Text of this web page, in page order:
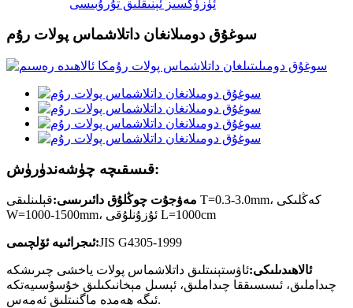
ئۈزۈكسىز ئېنىقلىق تۇرۇبىسى
سوغۇق دومىلانغان داتلاشماس پولات رۇم
قىسقىچە چۈشەندۈرۈش:
مەۋجۇت چوڭلۇق دائىرىسى:قېلىنلىقى T=0.3-3.0mm، كەڭلىكى
W=1000-1500mm، ئۇزۇنلۇقى L=1000cm
ئىجرائىيە ئۆلچىمى:JIS G4305-1999
ئالاھىدىلىكى:ئاۋستېنىتلىق داتلاشماس پولات ياخشى چىرىشكە
چىداملىق، ئىسسىققا چىداملىق، ئېسىل مېخانىكىلىق خۇسۇسىيەتكە
ئىگە ھەمدە ماگنىتلىق ئەمەس.